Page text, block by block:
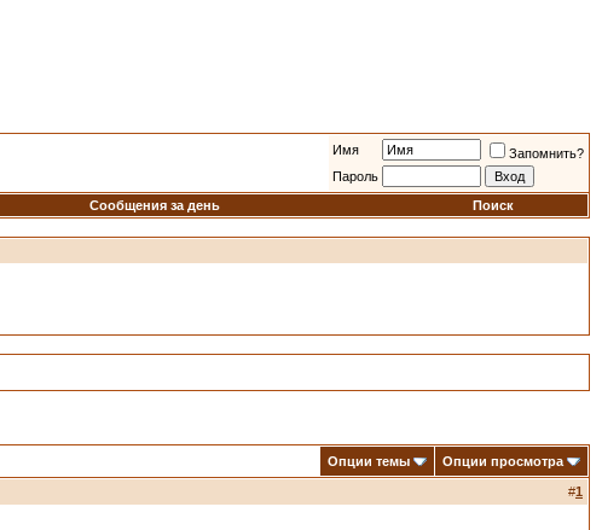
Имя
Запомнить?
Пароль
Сообщения за день Поиск
Опции темы Опции просмотра
#1